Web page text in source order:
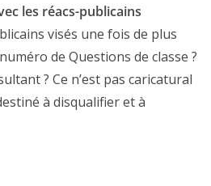
les réacs-publicains
visés une fois de plus
de Questions de classe ?
? Ce n’est pas caricatural
à disqualifier et à